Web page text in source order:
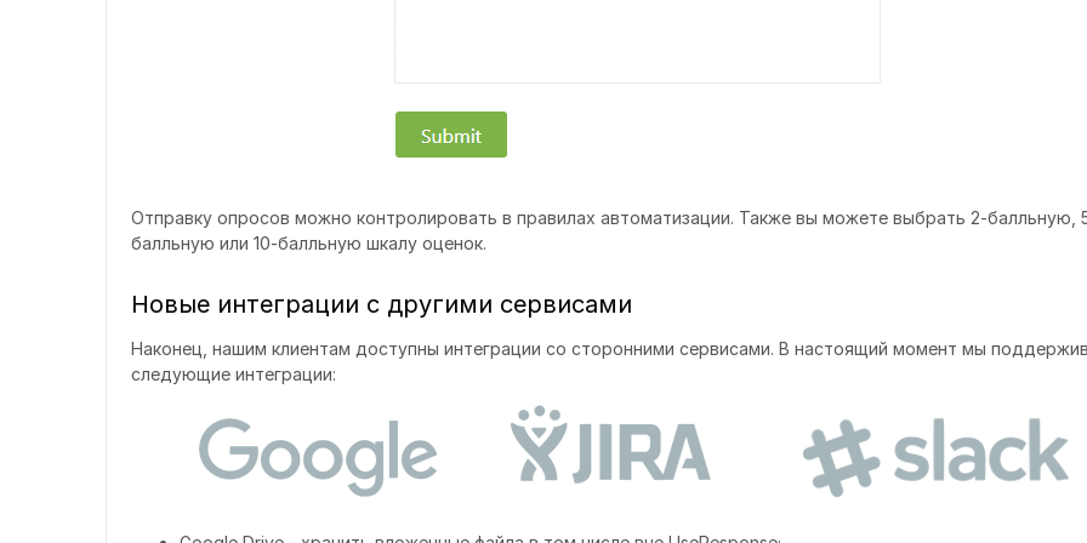
Отправку опросов можно контролировать в правилах автоматизации. Также вы можете выбрать 2-балльную,
балльную или 10-балльную шкалу оценок.
Новые интеграции с другими сервисами
Наконец, нашим клиентам доступны интеграции со сторонними сервисами. В настоящий момент мы
следующие интеграции: